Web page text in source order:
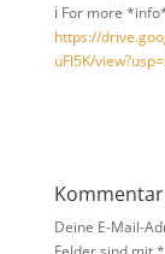
ℹ For more
https://
uFl5K/
Deine E-Mail-